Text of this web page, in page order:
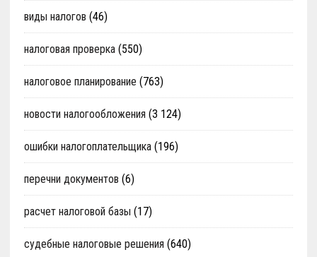
виды налогов (46)
налоговая проверка(550)
налоговое планирование (763)
новости налогообложения (3 124)
ошибки налогоплательщика(196)
перечни документов (6)
расчет налоговой базы (17)
судебные налоговые решения (640)